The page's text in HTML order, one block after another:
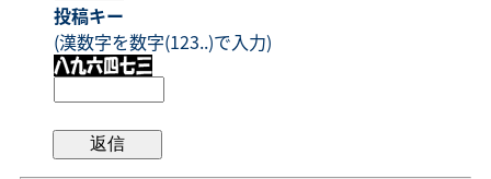
投稿キー
(漢数字を数字(123..)で入力)